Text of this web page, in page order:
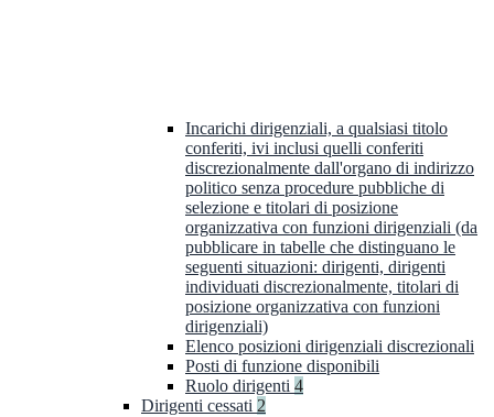
Incarichi dirigenziali, a qualsiasi titolo
conferiti, ivi inclusi quelli conferiti
discrezionalmente dall'organo di indirizzo
politico senza procedure pubbliche di
selezione e titolari di posizione
organizzativa con funzioni dirigenziali (da
pubblicare in tabelle che distinguano le
seguenti situazioni: dirigenti, dirigenti
individuati discrezionalmente, titolari di
posizione organizzativa con funzioni
dirigenziali)
Elenco posizioni dirigenziali discrezionali
Posti di funzione disponibili
Ruolo dirigenti 4
Dirigenti cessati 2